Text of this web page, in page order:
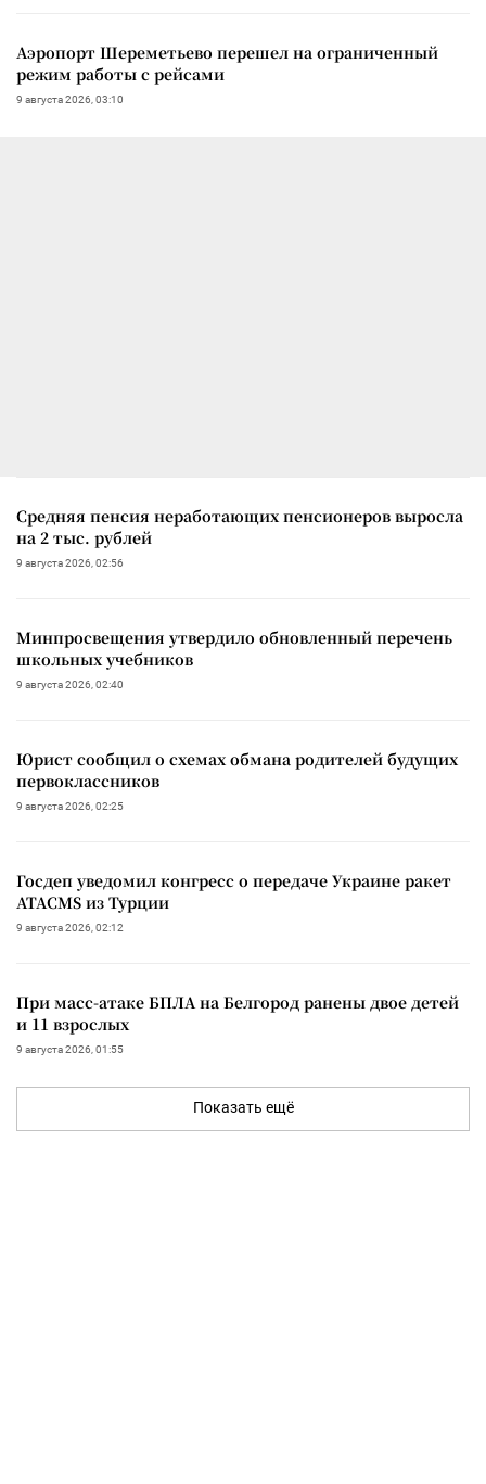
Аэропорт Шереметьево перешел на ограниченный
режим работы с рейсами
9 августа 2026, 03:10
Средняя пенсия неработающих пенсионеров выросла
на 2 тыс. рублей
9 августа 2026, 02:56
Минпросвещения утвердило обновленный перечень
школьных учебников
9 августа 2026, 02:40
Юрист сообщил о схемах обмана родителей будущих
первоклассников
9 августа 2026, 02:25
Госдеп уведомил конгресс о передаче Украине ракет
ATACMS из Турции
9 августа 2026, 02:12
При масс-атаке БПЛА на Белгород ранены двое детей
и 11 взрослых
9 августа 2026, 01:55
Показать ещё